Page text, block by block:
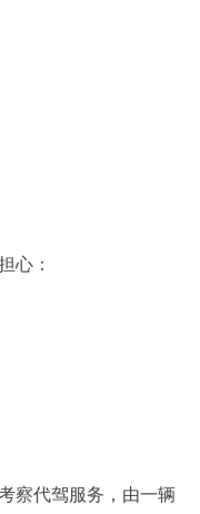
心：
察代驾服务，由一辆